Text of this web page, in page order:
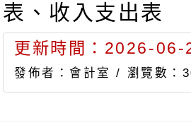
表、收入支出表
更新時間：2026-
發佈者：會計室 / 瀏覽數：